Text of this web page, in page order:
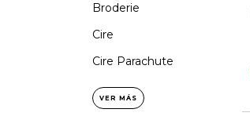
Broderie
Cire
Cire Parachute
VER MÁS